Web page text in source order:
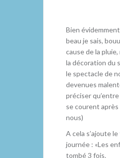
Bien
beau je sais,
cause de la
la décoration du
le spectacle de
devenues
préciser
se courent
nous)
A cela s’ajoute
journée : «Les
tombé 3 fois.